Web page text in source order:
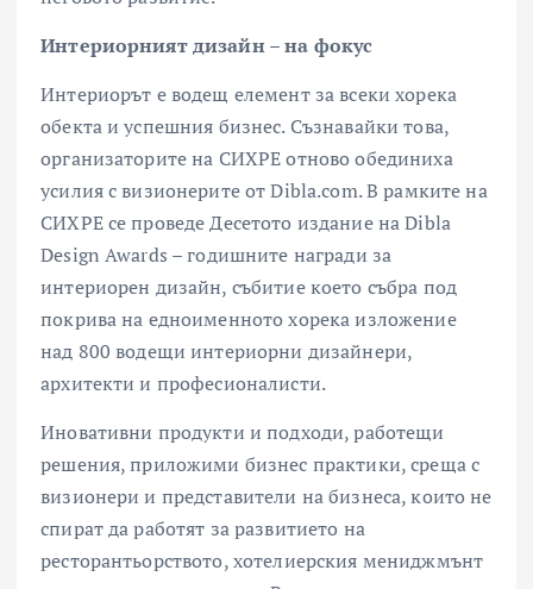
Интериорният дизайн – на фокус
Интериорът е водещ елемент за всеки хорека
обекта и успешния бизнес. Съзнавайки това,
организаторите на СИХРЕ отново обединиха
усилия с визионерите от Dibla.com. В рамките на
СИХРЕ се проведе Десетото издание на Dibla
Design Awards – годишните награди за
интериорен дизайн, събитие което събра под
покрива на едноименното хорека изложение
над 800 водещи интериорни дизайнери,
архитекти и професионалисти.
Иновативни продукти и подходи, работещи
решения, приложими бизнес практики, среща с
визионери и представители на бизнеса, които не
спират да работят за развитието на
ресторантьорството, хотелиерския мениджмънт